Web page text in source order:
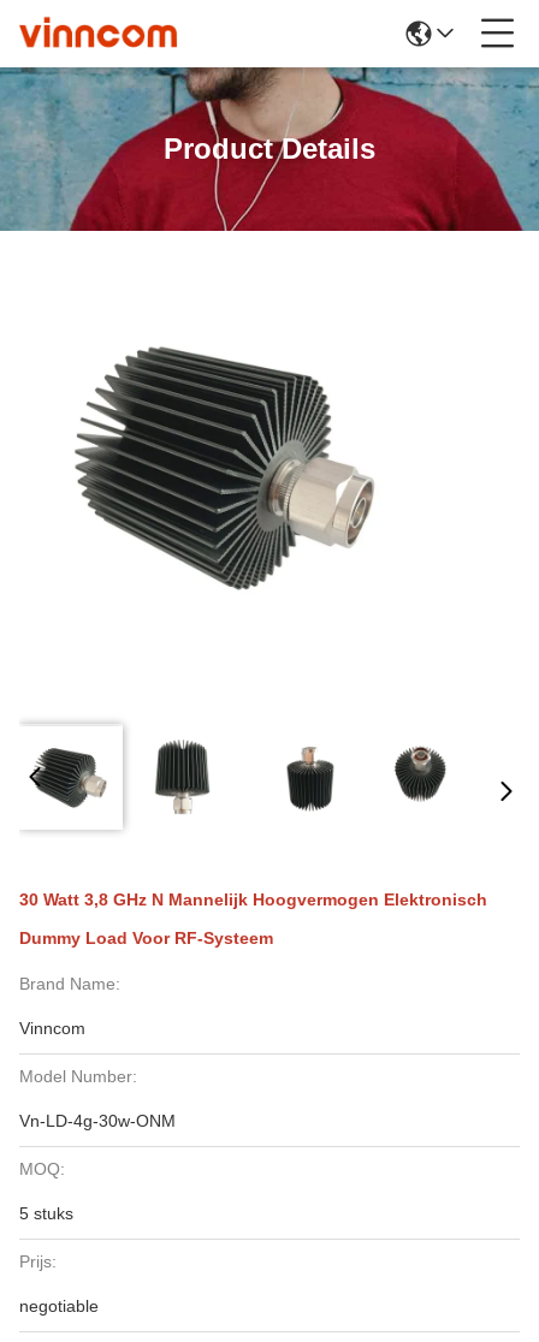
Product Details
30 Watt 3,8 GHz N Mannelijk Hoogvermogen Elektronisch
Dummy Load Voor RF-Systeem
Brand Name:
Vinncom
Model Number:
Vn-LD-4g-30w-ONM
MOQ:
5 stuks
Prijs:
negotiable